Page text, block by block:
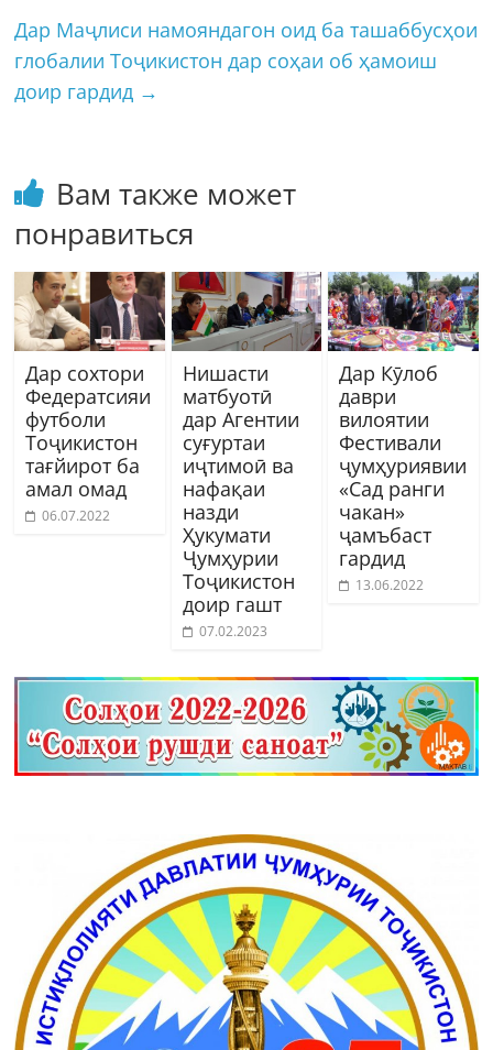
Дар Маҷлиси намояндагон оид ба ташаббусҳои
глобалии Тоҷикистон дар соҳаи об ҳамоиш
доир гардид →
Вам также может
понравиться
Дар сохтори
Федератсияи
футболи
Тоҷикистон
тағйирот ба
амал омад
06.07.2022
Нишасти
матбуотӣ
дар Агентии
суғуртаи
иҷтимоӣ ва
нафақаи
назди
Ҳукумати
Ҷумҳурии
Тоҷикистон
доир гашт
07.02.2023
Дар Кӯлоб
даври
вилоятии
Фестивали
ҷумҳуриявии
«Сад ранги
чакан»
ҷамъбаст
гардид
13.06.2022